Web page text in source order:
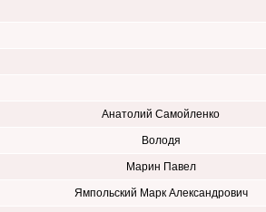
Анатолий Самойленко
Володя
Марин Павел
Ямпольский Марк Александрович